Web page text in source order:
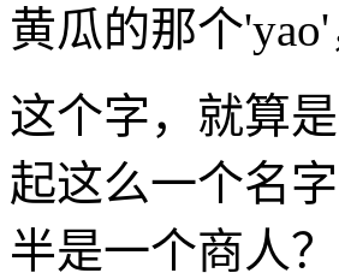
黄瓜的那个
这个字，就算
起这么一个名
半是一个商人？